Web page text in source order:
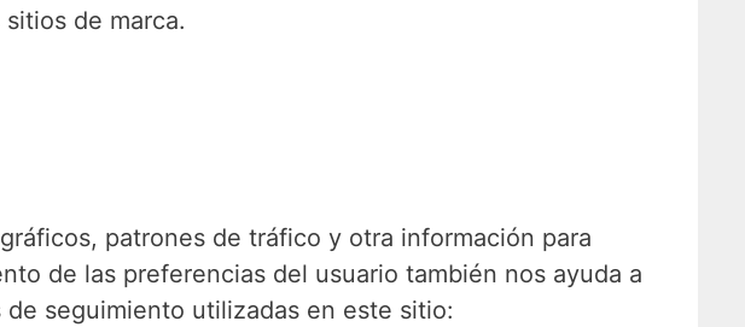
de marca.
patrones de tráfico y otra información para
de las preferencias del usuario también nos ayuda a
seguimiento utilizadas en este sitio: